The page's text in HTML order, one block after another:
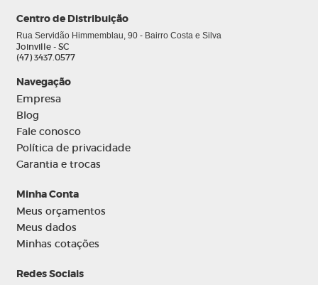
Centro de Distribuição
Rua Servidão Himmemblau, 90 - Bairro Costa e Silva
Joinville - SC
(47) 3437.0577
Navegação
Empresa
Blog
Fale conosco
Política de privacidade
Garantia e trocas
Minha Conta
Meus orçamentos
Meus dados
Minhas cotações
Redes Sociais